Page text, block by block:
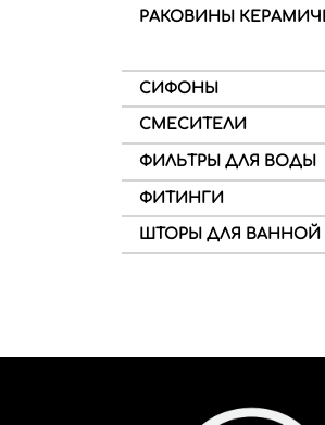
РАКОВИНЫ
СИФОНЫ
СМЕСИТЕЛИ
ФИЛЬТРЫ ДЛЯ ВОДЫ
ФИТИНГИ
ШТОРЫ ДЛЯ ВАННОЙ